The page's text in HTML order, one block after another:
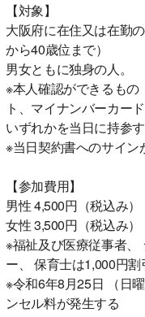
【対象】
大阪府に在住又は在勤
から40歳位まで）
男女ともに独身の人。
※本人確認ができるも
ト、マイナンバーカード
いずれかを当日に持参す
※当日契約書へのサイン
【参加費用】
男性 4,500円（税込み）
女性 3,500円（税込み）
※福祉及び医療従事者
ー、 保育士は1,000円割
※令和6年8月25日 （日
ンセル料が発生する